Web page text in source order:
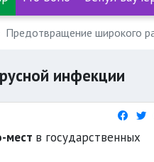
Предотвращение широкого
инфекции
мест в государственных